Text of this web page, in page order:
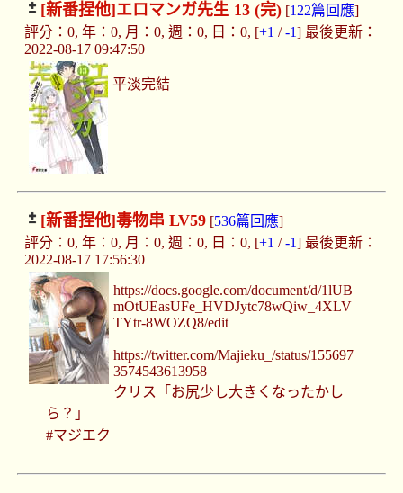
[新番捏他]エロマンガ先生 13 (完)[122篇回應]
評分：0, 年：0, 月：0, 週：0, 日：0, [+1 /-1] 最後更新：
2022-08-17 09:47:50
平淡完結
[新番捏他]毒物串 LV59[536篇回應]
評分：0, 年：0, 月：0, 週：0, 日：0, [+1 /-1] 最後更新：
2022-08-17 17:56:30
https://docs.google.com/document/d/1lUB
mOtUEasUFe_HVDJytc78wQiw_4XLV
TYtr-8WOZQ8/edit
https://twitter.com/Majieku_/status/155697
3574543613958
クリス「お尻少し大きくなったかし
ら？」
#マジエク